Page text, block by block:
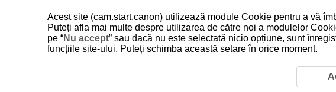
PowerShot V1
Acest site (cam.start.canon) utilizează module Cookie pentru a vă
Puteți afla mai multe despre utilizarea de către noi a modulelor
pe “Nu accept” sau dacă nu este selectată nicio opțiune, sunt
funcțiile site-ului. Puteți schimba această setare în orice moment.